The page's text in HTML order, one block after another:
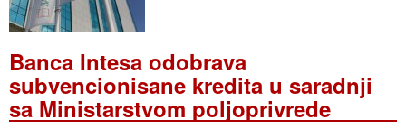
Banca Intesa odobrava
subvencionisane kredita u saradnji
sa Ministarstvom poljoprivrede